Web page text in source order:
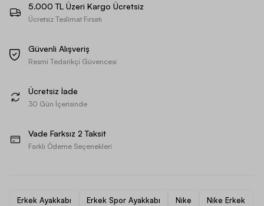
5.000 TL Üzeri Kargo Ücretsiz
Ücretsiz Teslimat Fırsatı
Güvenli Alışveriş
Resmi Tedarikçi Güvencesi
Ücretsiz İade
30 Gün İçerisinde
Vade Farksız 2 Taksit
Farklı Ödeme Seçenekleri
Erkek Ayakkabı Erkek Spor Ayakkabı Nike Nike Erkek